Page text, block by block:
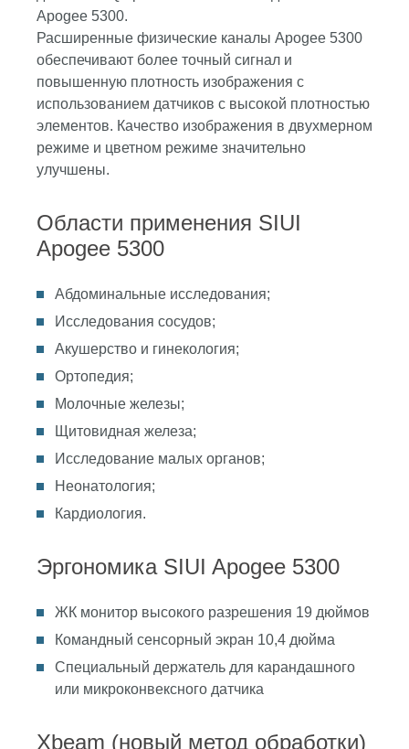
Apogee 5300.
Расширенные физические каналы Apogee 5300
обеспечивают более точный сигнал и
повышенную плотность изображения с
использованием датчиков с высокой плотностью
элементов. Качество изображения в двухмерном
режиме и цветном режиме значительно
улучшены.
Области применения SIUI
Apogee 5300
Абдоминальные исследования;
Исследования сосудов;
Акушерство и гинекология;
Ортопедия;
Молочные железы;
Щитовидная железа;
Исследование малых органов;
Неонатология;
Кардиология.
Эргономика SIUI Apogee 5300
ЖК монитор высокого разрешения 19 дюймов
Командный сенсорный экран 10,4 дюйма
Специальный держатель для карандашного
или микроконвексного датчика
Xbeam (новый метод обработки)